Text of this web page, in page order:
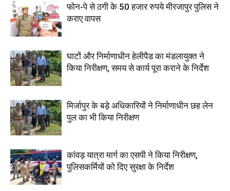
फोन-पे से ठगी के 50 हजार रुपये मीरजापुर पुलिस ने
कराए वापस
घाटों और निर्माणाधीन हेलीपैड का मंडलायुक्त ने
किया निरीक्षण, समय से कार्य पूरा कराने के निर्देश
मिर्जापुर के बड़े अधिकारियों ने निर्माणाधीन छह लेन
पुल का भी किया निरीक्षण
कांवड़ यात्रा मार्ग का एसपी ने किया निरीक्षण,
पुलिसकर्मियों को दिए सुरक्षा के निर्देश